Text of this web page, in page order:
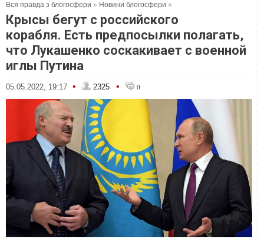
Вся правда з блогосфери » Новини блогосфери »
Крысы бегут с российского
корабля. Есть предпосылки полагать,
что Лукашенко соскакивает с военной
иглы Путина
05.05.2022, 19:17 • 2325 • 0